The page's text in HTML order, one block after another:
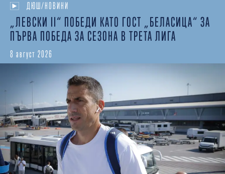
ДЮШ/НОВИНИ
„ЛЕВСКИ II“ ПОБЕДИ КАТО ГОСТ „БЕЛАСИЦА“ ЗА
ПЪРВА ПОБЕДА ЗА СЕЗОНА В ТРЕТА ЛИГА
8 август 2026